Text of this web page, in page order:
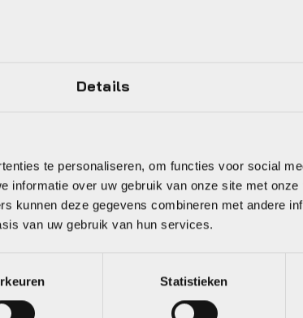
Details
te personaliseren, om functies voor social
informatie over uw gebruik van onze site met
kunnen deze gegevens combineren met andere
van uw gebruik van hun services.
Statistieken